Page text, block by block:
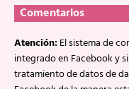
Comentarios
Atención:El sistema de
integrado en Facebook y
tratamiento de datos de